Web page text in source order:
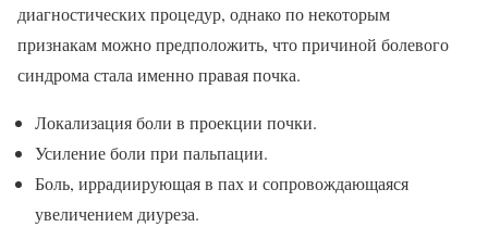
диагностических процедур, однако по некоторым
признакам можно предположить, что причиной болевого
синдрома стала именно правая почка.
Локализация боли в проекции почки.
Усиление боли при пальпации.
Боль, иррадиирующая в пах и сопровождающаяся
увеличением диуреза.